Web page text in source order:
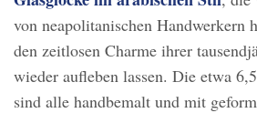
von neapolitanischen Handwerkern
den zeitlosen Charme ihrer
wieder aufleben lassen. Die etwa
sind alle handbemalt und mit